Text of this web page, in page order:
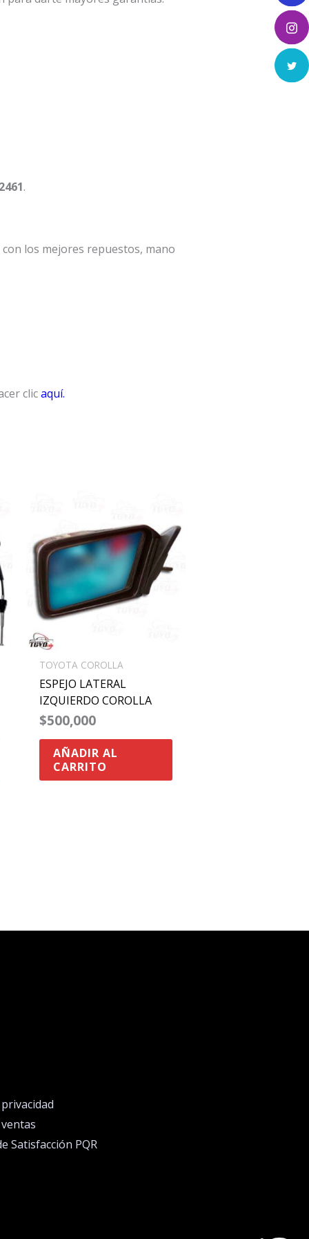
.
los mejores repuestos, mano
clicaquí.
TOYOTA COROLLA
ESPEJO LATERAL
IZQUIERDO COROLLA
$500,000
AÑADIR AL
CARRITO
Satisfacción PQR